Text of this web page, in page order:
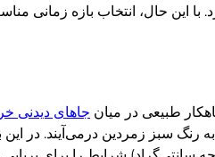
این حال، انتخاب بازه زمانی
طبیعی در میان جاهای دیدنی
سبز زمردین درمی‌آیند. در این